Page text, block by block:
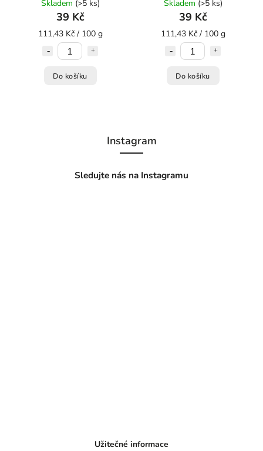
Skladem (>5 ks)
39 Kč
111,43 Kč / 100 g
Do košíku
Skladem (>5 ks)
39 Kč
111,43 Kč / 100 g
Do košíku
Instagram
Sledujte nás na Instagramu
Užitečné informace